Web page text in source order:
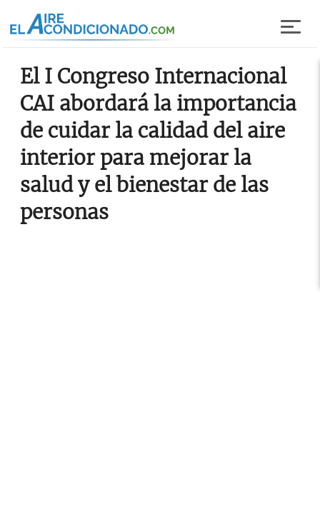
El I Congreso Internacional
CAI abordará la importancia
de cuidar la calidad del aire
interior para mejorar la
salud y el bienestar de las
personas